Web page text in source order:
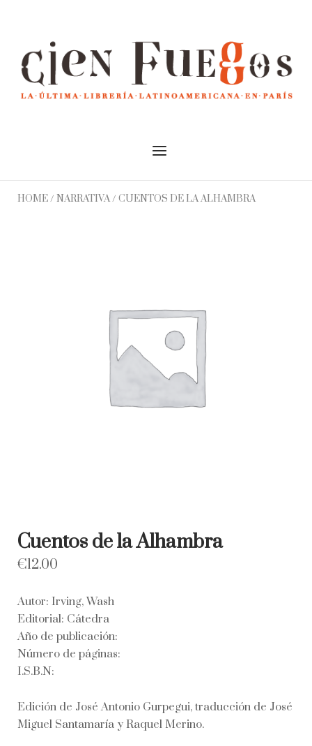
Menu
HOME/ NARRATIVA/ CUENTOS DE LA ALHAMBRA
Cuentos de la Alhambra
€12.00
Autor: Irving, Wash
Editorial: Cátedra
Año de publicación:
Número de páginas:
I.S.B.N:
Edición de José Antonio Gurpegui, traducción de José
Miguel Santamaría y Raquel Merino.